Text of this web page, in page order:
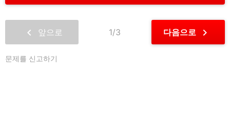
chevron_left 앞으로 1/3 다음으로 chevron_right
문제를 신고하기